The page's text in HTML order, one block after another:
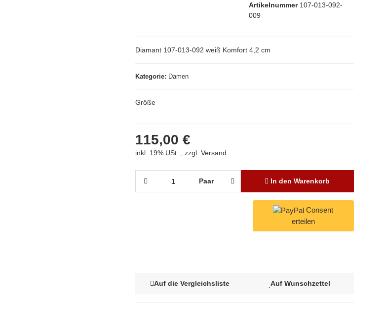
Artikelnummer 107-013-092-
009
Kategorie Damen
Diamant 107-013-092 weiß Komfort 4,2 cm
Größe
115,00 €
inkl. 19% USt. , zzgl. Versand
Auf die Vergleichsliste Auf Wunschzettel
Paar In den Warenkorb
Consent
erteilen